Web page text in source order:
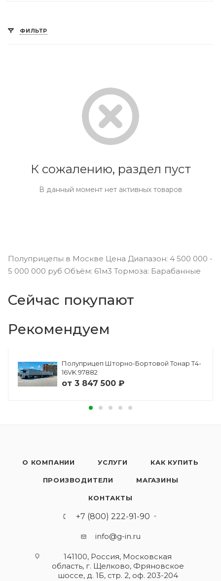
ФИЛЬТР
К сожалению, раздел пуст
В данный момент нет активных товаров
Полуприцепы в Москве Цена Диапазон: 4 500 000 -
5 000 000 руб Объём: 61м3 Тормоза: Барабанные
Сейчас покупают
Рекомендуем
Полуприцеп Шторно-Бортовой Тонар Т4-
16VK 97882
от 3 847 500 ₽
О КОМПАНИИ УСЛУГИ КАК КУПИТЬ
ПРОИЗВОДИТЕЛИ МАГАЗИНЫ
КОНТАКТЫ
+7 (800) 222-91-90
info@g-in.ru
141100, Россия, Московская
область, г. Щелково, Фряновское
шоссе, д. 1Б, стр. 2, оф. 203-204